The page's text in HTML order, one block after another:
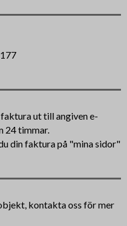
ut till angiven e-
24 timmar.
din faktura på "mina sidor"
kontakta oss för mer